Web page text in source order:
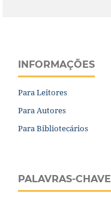
INFORMAÇÕES
Para Leitores
Para Autores
Para Bibliotecários
PALAVRAS-CHAVE